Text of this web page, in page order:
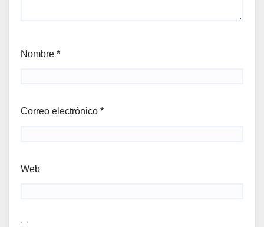
Nombre *
Correo electrónico *
Web